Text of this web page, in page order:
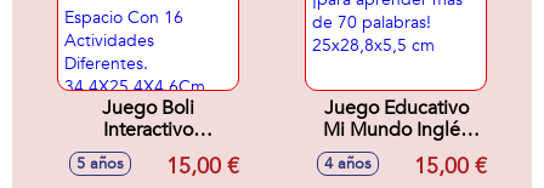
Juego Boli
Interactivo
Astronauta.
Descubre El
5 años 15,00 €
Juego Educativo
Mi Mundo Inglés
¡para aprender más
de 70 palabras!
4 años 15,00 €